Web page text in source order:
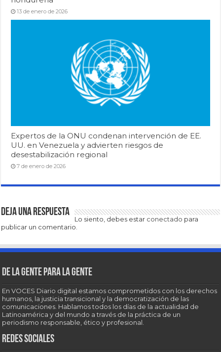
13 de enero de 2026
Expertos de la ONU condenan intervención de EE.
UU. en Venezuela y advierten riesgos de
desestabilización regional
7 de enero de 2026
Deja una respuesta
Lo siento, debes estar conectado para
publicar un comentario.
De la gente para la gente
En VOCES Diario digital estamos comprometidos con los derechos
humanos, la justicia transicional y la democratización de las
comunicaciones. Hablamos todos los días de la actualidad de
Latinoamérica y del mundo a través de la práctica de un
periodismo responsable, ético y profesional.
Redes sociales